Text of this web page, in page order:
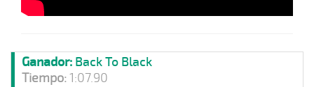
Ganador: Back To Black
Tiempo:1:07.90